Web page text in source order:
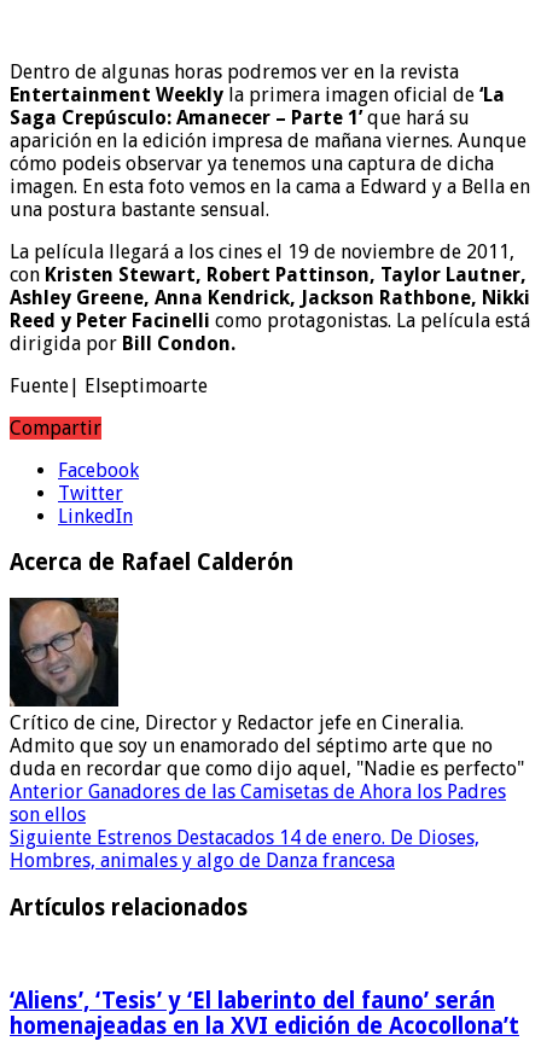
Dentro de algunas horas podremos ver en la revista
Entertainment Weekly la primera imagen oficial de ‘La
Saga Crepúsculo: Amanecer – Parte 1’que hará su
aparición en la edición impresa de mañana viernes. Aunque
cómo podeis observar ya tenemos una captura de dicha
imagen. En esta foto vemos en la cama a Edward y a Bella en
una postura bastante sensual.
La película llegará a los cines el 19 de noviembre de 2011,
con Kristen Stewart, Robert Pattinson, Taylor Lautner,
Ashley Greene, Anna Kendrick, Jackson Rathbone, Nikki
Reed y Peter Facinelli como protagonistas. La película está
dirigida por Bill Condon.
Fuente| Elseptimoarte
Compartir
Facebook
Twitter
LinkedIn
Acerca de Rafael Calderón
Crítico de cine, Director y Redactor jefe en Cineralia.
Admito que soy un enamorado del séptimo arte que no
duda en recordar que como dijo aquel, "Nadie es perfecto"
Anterior Ganadores de las Camisetas de Ahora los Padres
son ellos
Siguiente Estrenos Destacados 14 de enero. De Dioses,
Hombres, animales y algo de Danza francesa
Artículos relacionados
‘Aliens’, ‘Tesis’ y ‘El laberinto del fauno’ serán
homenajeadas en la XVI edición de Acocollona’t